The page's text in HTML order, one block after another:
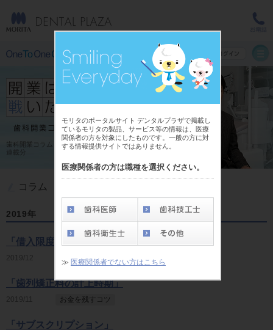
モリタのポータルサイト デンタルプラザで掲載し
ているモリタの製品、サービス等の情報は、医療
関係者の方を対象にしたものです。一般の方に対
する情報提供サイトではありません。
医療関係者の方は職種を選択ください。
≫ 医療関係者でない方はこちら
歯科開業コラム 開業は戦いだ！2019年
連載分
コラム
2019年
2019/12 経営安定化の秘訣
「借入限度額の目安」
2019/11 お金を残すコツ
「歯列矯正料の計上時期」
「サブスクリプション」